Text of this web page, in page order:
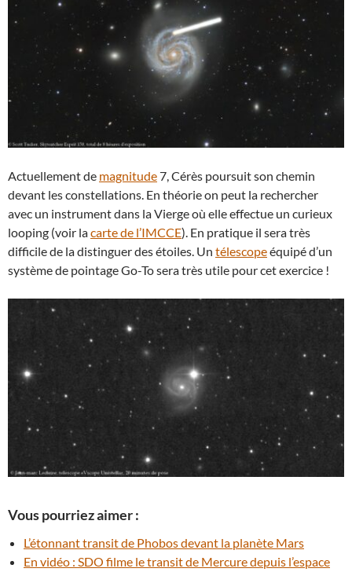
Actuellement de magnitude7, Cérès poursuit son chemin
devant les constellations. En théorie on peut la rechercher
avec un instrument dans la Vierge où elle effectue un curieux
looping (voir lacarte de l’IMCCE). En pratique il sera très
difficile de la distinguer des étoiles. Un télescopeéquipé d’un
système de pointage Go-To sera très utile pour cet exercice !
Vous pourriez aimer :
L’étonnant transit de Phobos devant la planète Mars
En vidéo : SDO filme le transit de Mercure depuis l’espace